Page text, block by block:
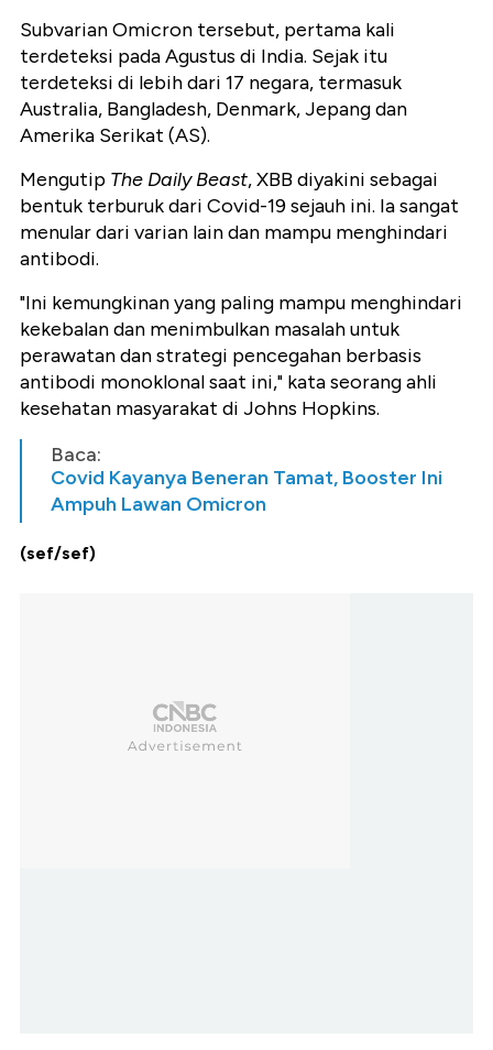
Subvarian Omicron tersebut, pertama kali
terdeteksi pada Agustus di India. Sejak itu
terdeteksi di lebih dari 17 negara, termasuk
Australia, Bangladesh, Denmark, Jepang dan
Amerika Serikat (AS).
Mengutip The Daily Beast, XBB diyakini sebagai
bentuk terburuk dari Covid-19 sejauh ini. Ia sangat
menular dari varian lain dan mampu menghindari
antibodi.
"Ini kemungkinan yang paling mampu menghindari
kekebalan dan menimbulkan masalah untuk
perawatan dan strategi pencegahan berbasis
antibodi monoklonal saat ini," kata seorang ahli
kesehatan masyarakat di Johns Hopkins.
Baca:
Covid Kayanya Beneran Tamat, Booster Ini
Ampuh Lawan Omicron
(sef/sef)